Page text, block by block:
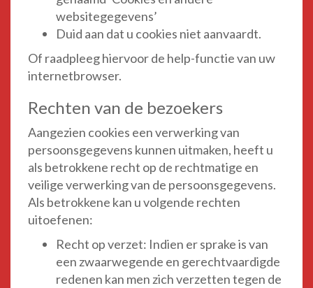
websitegegevens’
Duid aan dat u cookies niet aanvaardt.
Of raadpleeg hiervoor de help-functie van uw
internetbrowser.
Rechten van de bezoekers
Aangezien cookies een verwerking van
persoonsgegevens kunnen uitmaken, heeft u
als betrokkene recht op de rechtmatige en
veilige verwerking van de persoonsgegevens.
Als betrokkene kan u volgende rechten
uitoefenen:
Recht op verzet: Indien er sprake is van
een zwaarwegende en gerechtvaardigde
redenen kan men zich verzetten tegen de